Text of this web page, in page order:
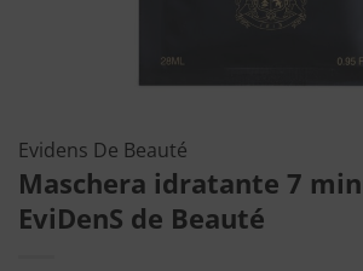
Evidens De Beauté
Maschera idratante 7
EviDenS de Beauté